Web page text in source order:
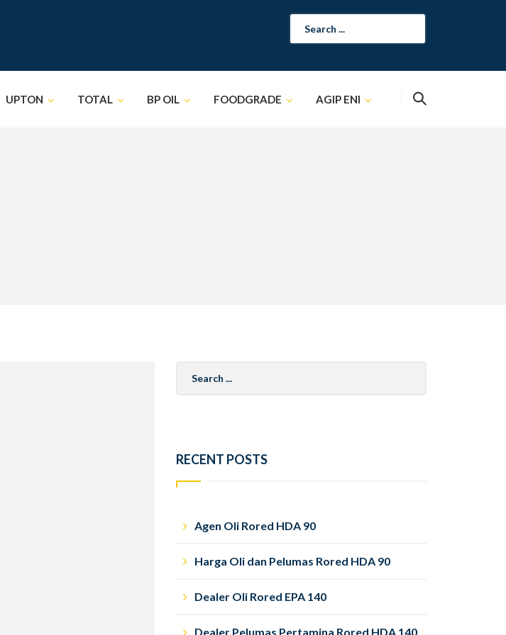
Search
for:
UPTON TOTAL BP OIL FOODGRADE AGIP ENI
for:
RECENT POSTS
Agen Oli Rored HDA 90
Harga Oli dan Pelumas Rored HDA 90
Dealer Oli Rored EPA 140
Dealer Pelumas Pertamina Rored HDA 140